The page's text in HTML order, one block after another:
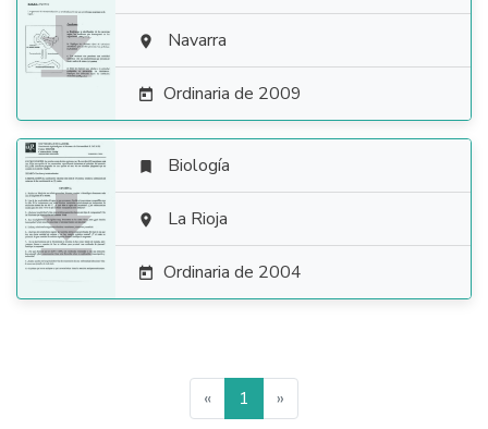
  Navarra
 Ordinaria de 2009

 Biología
 La Rioja
 Ordinaria de 2004
« 1 »